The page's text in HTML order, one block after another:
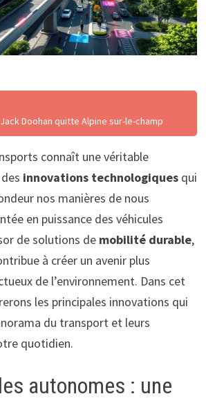
Doohan quitte Alpine sur-le-champ
connaît une véritable
innovations technologiquesqui
nos manières de nous
en puissance des véhicules
de solutions de mobilité durable,
à créer un avenir plus
de l’environnement. Dans cet
les principales innovations qui
du transport et leurs
quotidien.
autonomes : une